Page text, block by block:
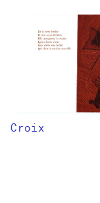
Croix